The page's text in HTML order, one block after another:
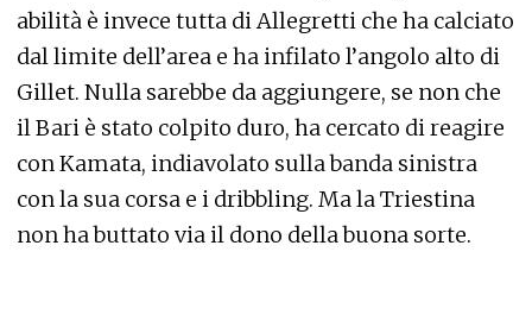
abilità è invece tutta di Allegretti che ha calciato
dal limite dell’area e ha infilato l’angolo alto di
Gillet. Nulla sarebbe da aggiungere, se non che
il Bari è stato colpito duro, ha cercato di reagire
con Kamata, indiavolato sulla banda sinistra
con la sua corsa e i dribbling. Ma la Triestina
non ha buttato via il dono della buona sorte.